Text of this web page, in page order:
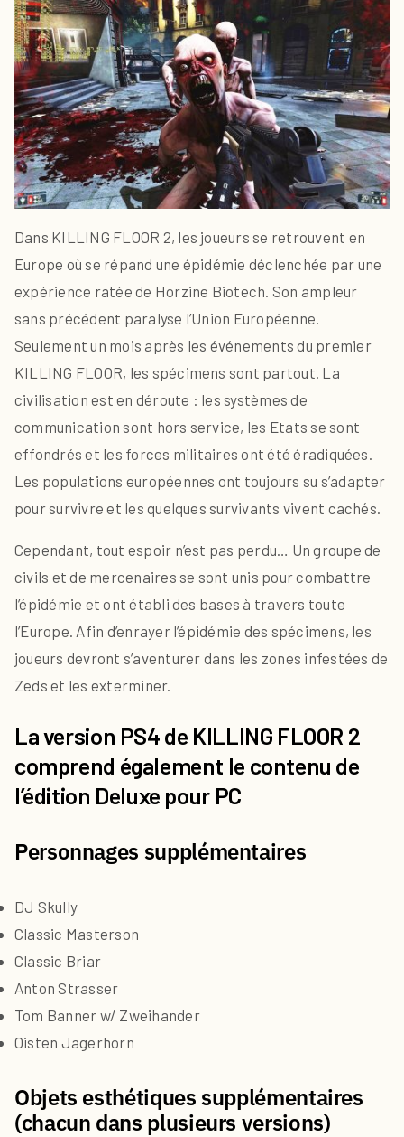
Dans KILLING FLOOR 2, les joueurs se retrouvent en
Europe où se répand une épidémie déclenchée par une
expérience ratée de Horzine Biotech. Son ampleur
sans précédent paralyse l’Union Européenne.
Seulement un mois après les événements du premier
KILLING FLOOR, les spécimens sont partout. La
civilisation est en déroute : les systèmes de
communication sont hors service, les Etats se sont
effondrés et les forces militaires ont été éradiquées.
Les populations européennes ont toujours su s’adapter
pour survivre et les quelques survivants vivent cachés.
Cependant, tout espoir n’est pas perdu… Un groupe de
civils et de mercenaires se sont unis pour combattre
l’épidémie et ont établi des bases à travers toute
l’Europe. Afin d’enrayer l’épidémie des spécimens, les
joueurs devront s’aventurer dans les zones infestées de
Zeds et les exterminer.
La version PS4 de KILLING FLOOR 2
comprend également le contenu de
l’édition Deluxe pour PC
Personnages supplémentaires
DJ Skully
Classic Masterson
Classic Briar
Anton Strasser
Tom Banner w/ Zweihander
Oisten Jagerhorn
Objets esthétiques supplémentaires
(chacun dans plusieurs versions)